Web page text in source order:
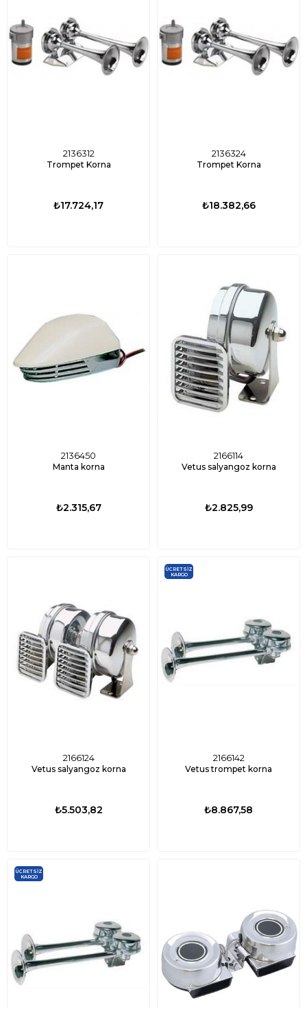
2136312
Trompet Korna
₺17.724,17
2136324
Trompet Korna
₺18.382,66
2136450
Manta korna
₺2.315,67
2166114
Vetus salyangoz korna
₺2.825,99
2166124
Vetus salyangoz korna
₺5.503,82
2166142
Vetus trompet korna
₺8.867,58
ÜCRETSIZ
KARGO
ÜCRETSIZ
KARGO